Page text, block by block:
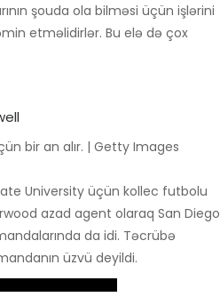
şouda ola bilməsi üçün işlərini
etməlidirlər. Bu elə də çox
bir an alır. | Getty Images
University üçün kollec futbolu
azad agent olaraq San Diego
da idi. Təcrübə
üzvü deyildi.